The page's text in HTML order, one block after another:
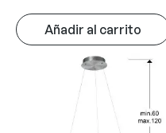
Añadir al carrito